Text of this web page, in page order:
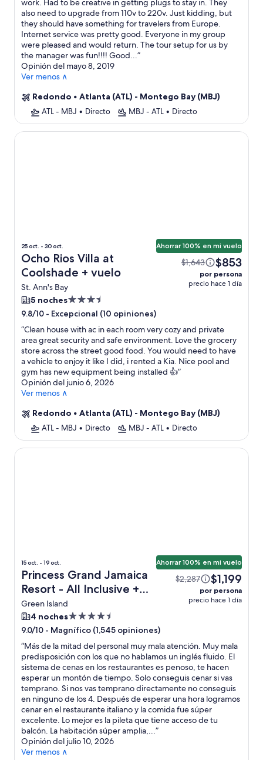
work. Had to be creative in getting plugs to stay in. They
also need to upgrade from 110v to 220v. Just kidding, but
they should have something for travelers from Europe.
Internet service was pretty good. Everyone in my group
were pleased and would return. The tour setup for us by
the manager was fun!!!! Good...”
Opinión del mayo 8, 2019
Ver menos ∧
Redondo • Atlanta (ATL) - Montego Bay (MBJ)
ATL - MBJ • Directo MBJ - ATL • Directo
25 oct. - 30 oct.
Ocho Rios Villa at
Coolshade + vuelo
St. Ann's Bay
Ahorrar 100% en mi vuelo
$1,643 $853
por persona
precio hace 1 día
5 nochesPropiedad
de
3.5
estrellas
9.8/10 - Excepcional (10 opiniones)
“Clean house with ac in each room very cozy and private
area great security and safe environment. Love the grocery
store across the street good food. You would need to have
a vehicle to enjoy it like I did, i rented a Kia. Nice pool and
gym has new equipment being installed 👍”
Opinión del junio 6, 2026
Ver menos ∧
Redondo • Atlanta (ATL) - Montego Bay (MBJ)
ATL - MBJ • Directo MBJ - ATL • Directo
Ocho Rios Villa at Coolshade
15 oct. - 19 oct.
Princess Grand Jamaica
Resort - All Inclusive +
vuelo
Green Island
Ahorrar 100% en mi vuelo
$2,287 $1,199
por persona
precio hace 1 día
4 nochesPropiedad
de
4.5
estrellas
9.0/10 - Magnífico (1,545 opiniones)
“Más de la mitad del personal muy mala atención. Muy mala
predisposición con los que no hablamos un inglés fluido. El
sistema de cenas en los restaurantes es penoso, te hacen
esperar un montón de tiempo. Solo conseguis cenar si vas
temprano. Si nos vas temprano directamente no conseguis
en ninguno de los 4. Después de esperar una hora logramos
cenar en el restaurante italiano y la comida fue súper
excelente. Lo mejor es la pileta que tiene acceso de tu
balcón. La habitación súper amplia,...”
Opinión del julio 10, 2026
Ver menos ∧
Princess Grand Jamaica Resort - All Inclusive